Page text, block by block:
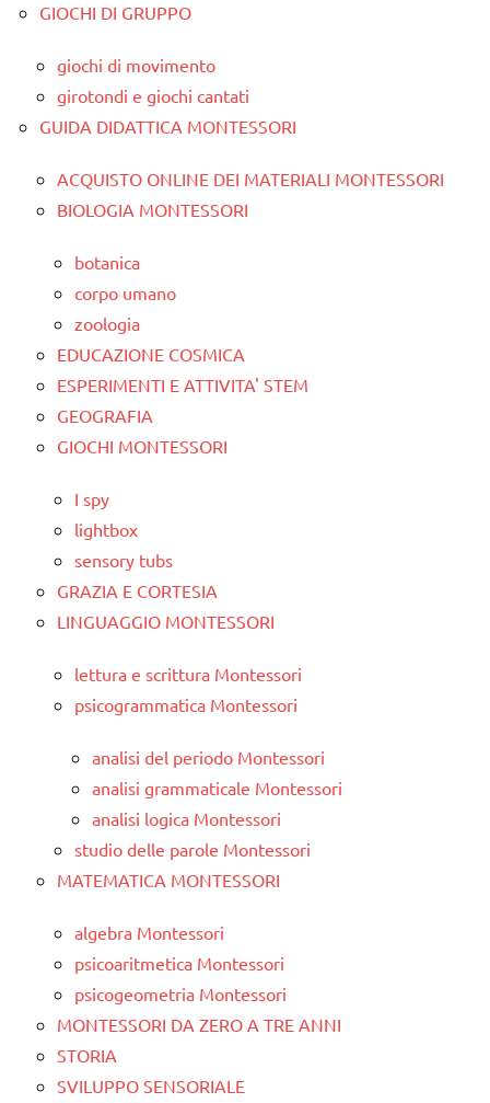
GIOCHI DI GRUPPO
giochi di movimento
girotondi e giochi cantati
GUIDA DIDATTICA MONTESSORI
ACQUISTO ONLINE DEI MATERIALI MONTESSORI
BIOLOGIA MONTESSORI
botanica
corpo umano
zoologia
EDUCAZIONE COSMICA
ESPERIMENTI E ATTIVITA' STEM
GEOGRAFIA
GIOCHI MONTESSORI
I spy
lightbox
sensory tubs
GRAZIA E CORTESIA
LINGUAGGIO MONTESSORI
lettura e scrittura Montessori
psicogrammatica Montessori
analisi del periodo Montessori
analisi grammaticale Montessori
analisi logica Montessori
studio delle parole Montessori
MATEMATICA MONTESSORI
algebra Montessori
psicoaritmetica Montessori
psicogeometria Montessori
MONTESSORI DA ZERO A TRE ANNI
STORIA
SVILUPPO SENSORIALE